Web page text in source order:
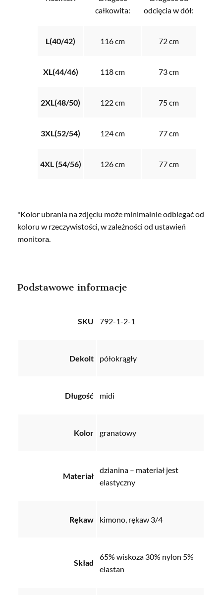
całkowita:
odcięcia w dół:
L(40/42) 116 cm 72 cm
XL(44/46) 118 cm 73 cm
2XL(48/50) 122 cm 75 cm
3XL(52/54) 124 cm 77 cm
4XL (54/56) 126 cm 77 cm
*Kolor ubrania na zdjęciu może minimalnie odbiegać od
koloru w rzeczywistości, w zależności od ustawień
monitora.
Podstawowe informacje
SKU 792-1-2-1
Dekolt półokrągły
Długość midi
Kolor granatowy
Materiał
dzianina – materiał jest
elastyczny
Rękaw kimono, rękaw 3/4
Skład
65% wiskoza 30% nylon 5%
elastan